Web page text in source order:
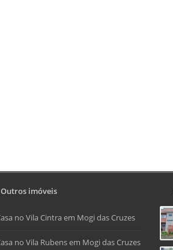
Outros imóveis
no Vila Cintra em Mogi das Cruzes
no Vila Rubens em Mogi das Cruzes